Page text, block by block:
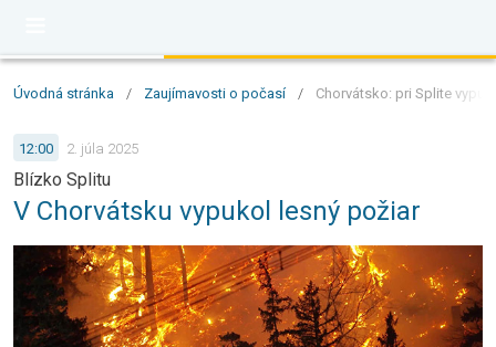
Úvodná stránka / Zaujímavosti o počasí / Chorvátsko: pri Splite
12:00 2. júla 2025
Blízko Splitu
V Chorvátsku vypukol lesný požiar